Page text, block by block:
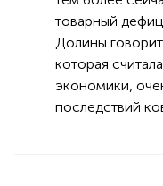
товарный
Долины
которая
экономики,
последствий